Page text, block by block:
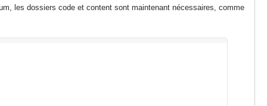
les dossiers code et content sont maintenant nécessaires, comme